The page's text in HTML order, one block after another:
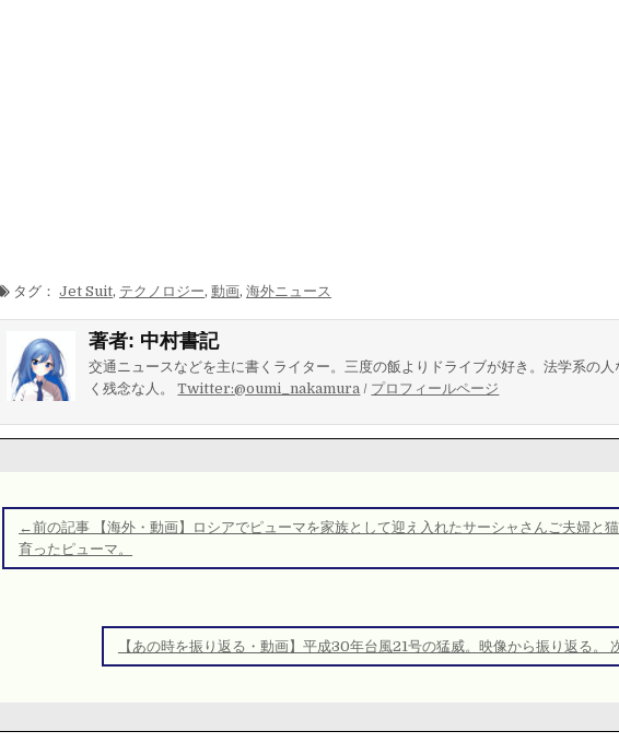
タグ：Jet Suit, テクノロジー,動画,海外ニュース
著者: 中村書記
交通ニュースなどを主に書くライター。三度の飯よりドライブが好き。法学系の人
く残念な人。Twitter:@oumi_nakamura / プロフィールページ
稿
ナ
←前の記事 【海外・動画】ロシアでピューマを家族として迎え入れたサーシャさんご夫婦と
育ったピューマ。
【あの時を振り返る・動画】平成30年台風21号の猛威。映像から振り返る。